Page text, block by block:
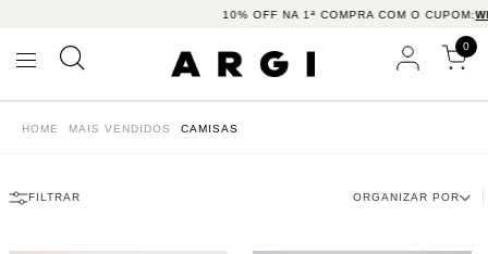
10% OFF NA 1ª COMPRA COM O CUPOM:
0
HOME MAIS VENDIDOS CAMISAS
ORGANIZAR POR
FILTRAR